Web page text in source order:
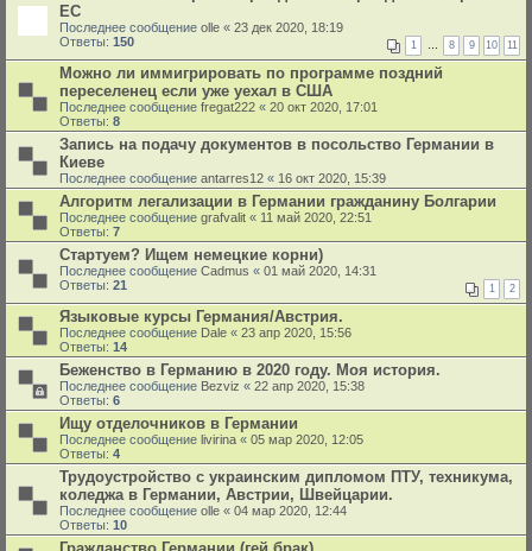
ЕС
Последнее сообщение olle « 23 дек 2020, 18:19
Ответы: 150 1 … 8 9 10 11
Можно ли иммигрировать по программе поздний
переселенец если уже уехал в США
Последнее сообщение fregat222 « 20 окт 2020, 17:01
Ответы: 8
Запись на подачу документов в посольство Германии в
Киеве
Последнее сообщение antarres12 « 16 окт 2020, 15:39
Алгоритм легализации в Германии гражданину Болгарии
Последнее сообщение grafvalit « 11 май 2020, 22:51
Ответы: 7
Стартуем? Ищем немецкие корни)
Последнее сообщение Cadmus « 01 май 2020, 14:31
Ответы: 21 1 2
Языковые курсы Германия/Австрия.
Последнее сообщение Dale « 23 апр 2020, 15:56
Ответы: 14
Беженство в Германию в 2020 году. Моя история.
Последнее сообщение Bezviz « 22 апр 2020, 15:38
Ответы: 6
Ищу отделочников в Германии
Последнее сообщение livirina « 05 мар 2020, 12:05
Ответы: 4
Трудоустройство с украинским дипломом ПТУ, техникума,
коледжа в Германии, Австрии, Швейцарии.
Последнее сообщение olle « 04 мар 2020, 12:44
Ответы: 10